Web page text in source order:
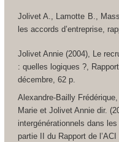
Jolivet A., Lamotte B.,
les accords d’entreprise,
Jolivet Annie (2004), Le
: quelles logiques ?,
décembre, 62 p.
Alexandre-Bailly
Marie et Jolivet Annie dir.
intergénérationnels dans
partie II du Rapport de